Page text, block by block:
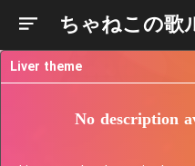
ちゃねこの歌
Liver theme
No description